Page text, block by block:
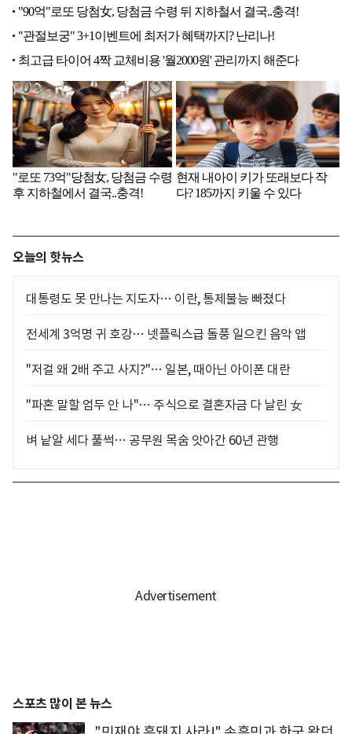
오늘의 핫뉴스
대통령도 못 만나는 지도자… 이란, 통제불능 빠졌다
전세계 3억명 귀 호강… 넷플릭스급 돌풍 일으킨 음악 앱
"저걸 왜 2배 주고 사지?"… 일본, 때아닌 아이폰 대란
"파혼 말할 엄두 안 나"… 주식으로 결혼자금 다 날린 女
벼 낱알 세다 풀썩… 공무원 목숨 앗아간 60년 관행
스포츠 많이 본 뉴스